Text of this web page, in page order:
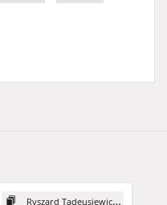
Ryszard Tadeusiewicz - DHC